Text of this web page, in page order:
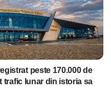
peste 170.000 de
trafic lunar din istoria sa